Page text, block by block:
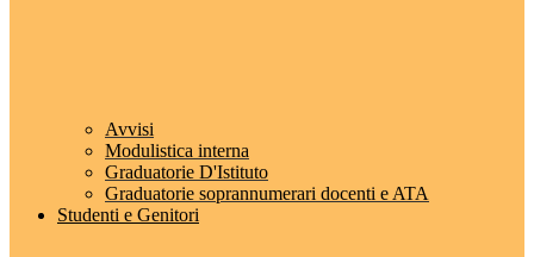
Avvisi
Modulistica interna
Graduatorie D'Istituto
Graduatorie soprannumerari docenti e ATA
Studenti e Genitori